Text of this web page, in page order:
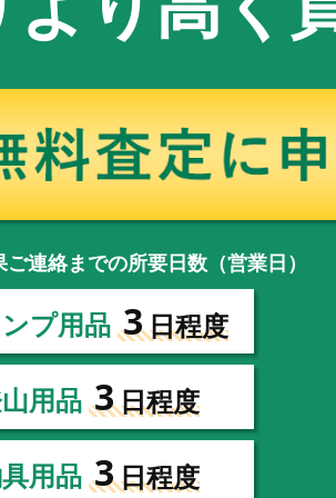
連絡までの所要日数（営業日）
プ用品 3日程度
用品 3日程度
用品 3日程度